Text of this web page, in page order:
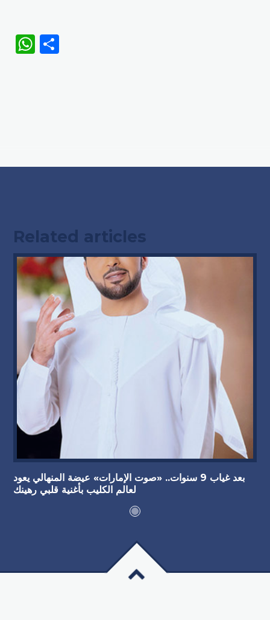
WhatsApp
Related articles
بعد غياب 9 سنوات.. «صوت الإمارات» عيضة المنهالي يعود
لعالم الكليب بأغنية قلبي رهينك